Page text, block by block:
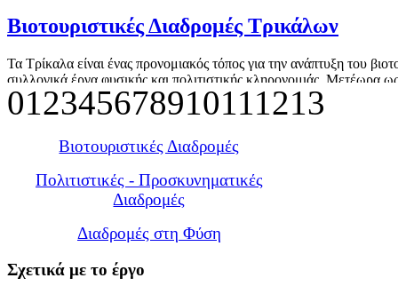
Βιοτουριστικές Διαδρομές Τρικάλων
Τα Τρίκαλα είναι ένας προνομιακός τόπος για την ανάπτυξη του
συλλογικά έργα φυσικής και πολιτιστικής κληρονομιάς. Μετέωρα
πασίγνωστο brand name, που συνδυάζεται με τον ορεινό τουρισμό
Διαβάστε περισσότερα...
Γύρος του Κόζακα
Τρίκαλα. Ο Κόζιακας, είναι το βουνό που διαχωρίζει ανατολικά
012345678910111213
Βιοτουριστικές Διαδρομές
Πολιτιστικές - Προσκυνηματικές
Διαδρομές
Διαδρομές στη Φύση
Σχετικά με το έργο